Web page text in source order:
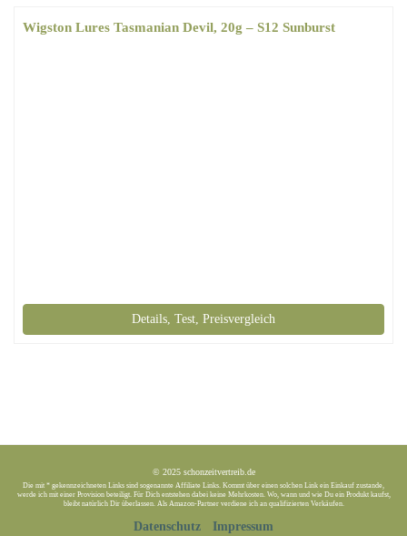
Wigston Lures Tasmanian Devil, 20g – S12 Sunburst
Details, Test, Preisvergleich
© 2025 schonzeitvertreib.de
Die mit * gekennzeichneten Links sind sogenannte Affiliate Links. Kommt über einen solchen Link ein Einkauf zustande,
werde ich mit einer Provision beteiligt. Für Dich entstehen dabei keine Mehrkosten. Wo, wann und wie Du ein Produkt kaufst,
bleibt natürlich Dir überlassen. Als Amazon-Partner verdiene ich an qualifizierten Verkäufen.
Datenschutz Impressum